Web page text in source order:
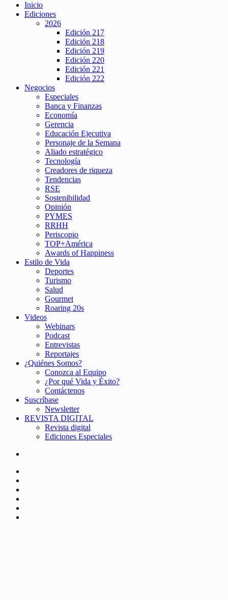
Inicio
Ediciones
2026
Edición 217
Edición 218
Edición 219
Edición 220
Edición 221
Edición 222
Negocios
Especiales
Banca y Finanzas
Economía
Gerencia
Educación Ejecutiva
Personaje de la Semana
Aliado estratégico
Tecnología
Creadores de riqueza
Tendencias
RSE
Sostenibilidad
Opinión
PYMES
RRHH
Periscopio
TOP+América
Awards of Happiness
Estilo de Vida
Deportes
Turismo
Salud
Gourmet
Roaring 20s
Videos
Webinars
Podcast
Entrevistas
Reportajes
¿Quiénes Somos?
Conozca al Equipo
¿Por qué Vida y Éxito?
Contáctenos
Suscríbase
Newsletter
REVISTA DIGITAL
Revista digital
Ediciones Especiales